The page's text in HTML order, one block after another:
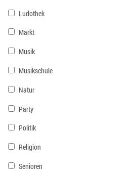
Ludothek
Markt
Musik
Musikschule
Natur
Party
Politik
Religion
Senioren